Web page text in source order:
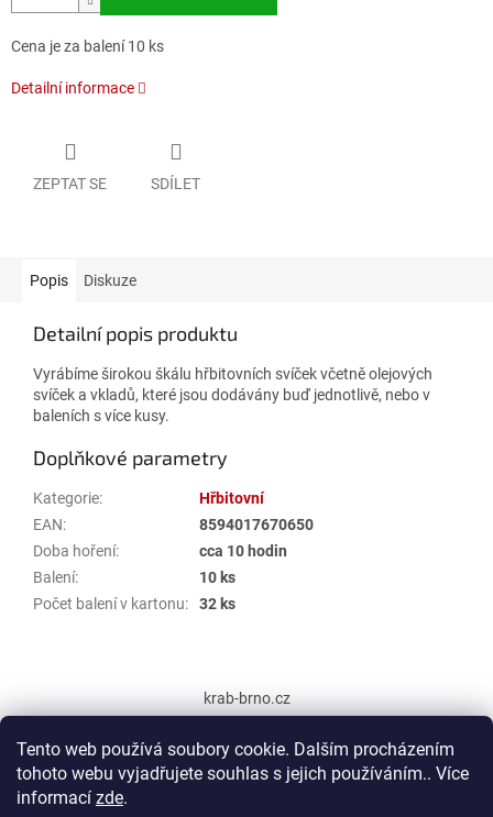
Tento web používá soubory cookie. Dalším procházením
tohoto webu vyjadřujete souhlas s jejich používáním.. Více
informací zde.
Cena je za balení 10 ks
Detailní informace
ZEPTAT SE SDÍLET
Popis Diskuze
Detailní popis produktu
Vyrábíme širokou škálu hřbitovních svíček včetně olejových
svíček a vkladů, které jsou dodávány buď jednotlivě, nebo v
baleních s více kusy.
Doplňkové parametry
Kategorie:
Hřbitovní
EAN:
8594017670650
Doba hoření:
cca 10 hodin
Balení:
10 ks
Počet balení v kartonu: 32 ks
p
krab-brno.cz